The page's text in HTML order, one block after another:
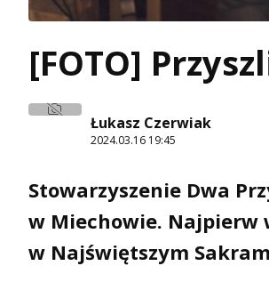
[FOTO]
Łukasz Czerwiak
2024.03.16 19:45
Stowarzyszenie Dwa
w Miechowie. Najpierw
w Najświętszym